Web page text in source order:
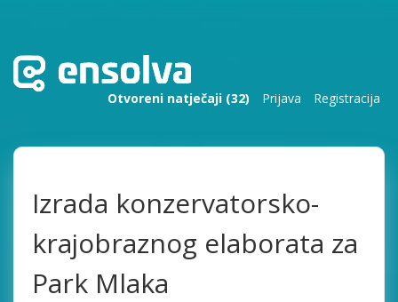
Otvoreni natječaji (32) Prijava Registracija
Izrada konzervatorsko-
krajobraznog elaborata za
Park Mlaka